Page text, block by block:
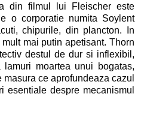
din filmul lui Fleischer este
o corporatie numita Soylent
chipurile, din plancton. In
mai putin apetisant. Thorn
destul de dur si inflexibil,
moartea unui bogatas,
ce aprofundeaza cazul
esentiale despre mecanismul